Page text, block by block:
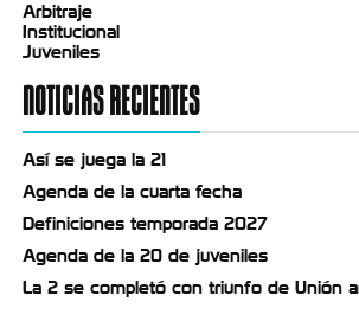
Arbitraje
Institucional
Juveniles
NOTICIAS RECIENTES
Así se juega la 21
Agenda de la cuarta fecha
Definiciones temporada 2027
Agenda de la 20 de juveniles
La 2 se completó con triunfo de Unión